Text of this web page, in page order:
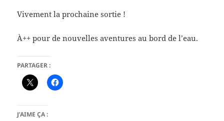
Vivement la prochaine sortie !
À++ pour de nouvelles aventures au bord de l’eau.
PARTAGER :
J’AIME ÇA :